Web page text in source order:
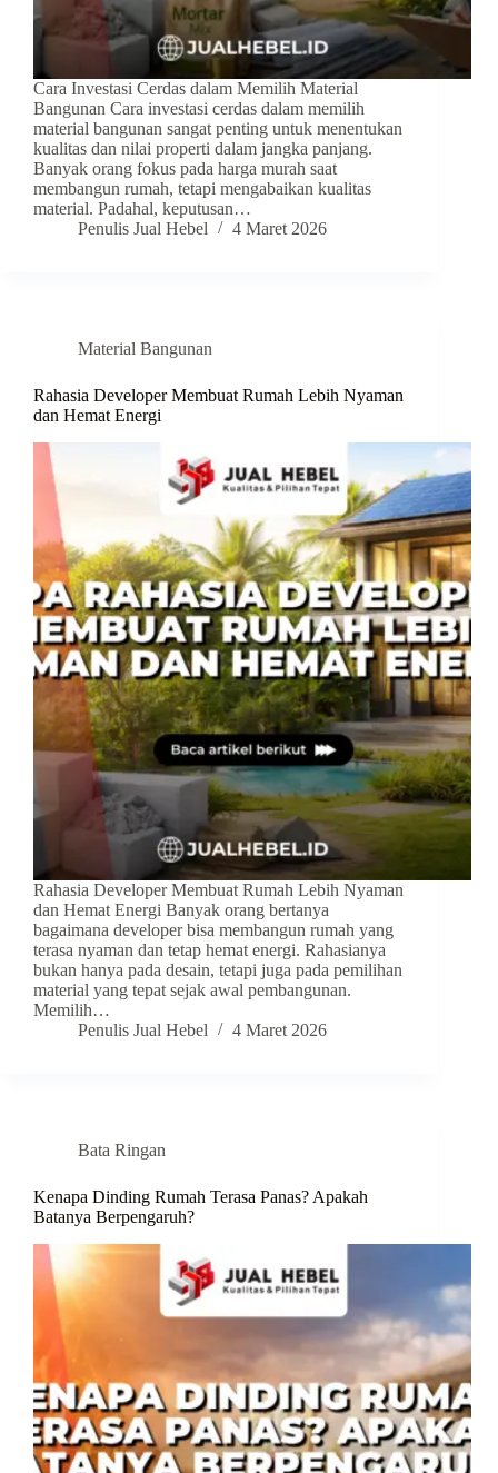
Cara Investasi Cerdas dalam Memilih Material
Bangunan Cara investasi cerdas dalam memilih
material bangunan sangat penting untuk menentukan
kualitas dan nilai properti dalam jangka panjang.
Banyak orang fokus pada harga murah saat
membangun rumah, tetapi mengabaikan kualitas
material. Padahal, keputusan…
Penulis Jual Hebel
4 Maret 2026
Material Bangunan
Rahasia Developer Membuat Rumah Lebih Nyaman
dan Hemat Energi
Rahasia Developer Membuat Rumah Lebih Nyaman
dan Hemat Energi Banyak orang bertanya
bagaimana developer bisa membangun rumah yang
terasa nyaman dan tetap hemat energi. Rahasianya
bukan hanya pada desain, tetapi juga pada pemilihan
material yang tepat sejak awal pembangunan.
Memilih…
Penulis Jual Hebel
4 Maret 2026
Bata Ringan
Kenapa Dinding Rumah Terasa Panas? Apakah
Batanya Berpengaruh?